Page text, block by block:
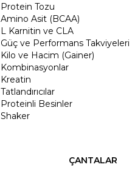
Protein Tozu
Amino Asit (BCAA)
L Karnitin ve CLA
Güç ve Performans Takviyeleri
Kilo ve Hacim (Gainer)
Kombinasyonlar
Kreatin
Tatlandırıcılar
Proteinli Besinler
Shaker
ÇANTALAR